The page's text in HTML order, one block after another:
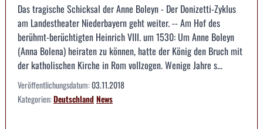
Das tragische Schicksal der Anne Boleyn - Der Donizetti-Zyklus
am Landestheater Niederbayern geht weiter. -- Am Hof des
berühmt-berüchtigten Heinrich VIII. um 1530: Um Anne Boleyn
(Anna Bolena) heiraten zu können, hatte der König den Bruch mit
der katholischen Kirche in Rom vollzogen. Wenige Jahre s...
Veröffentlichungsdatum:03.11.2018
Kategorien:DeutschlandNews